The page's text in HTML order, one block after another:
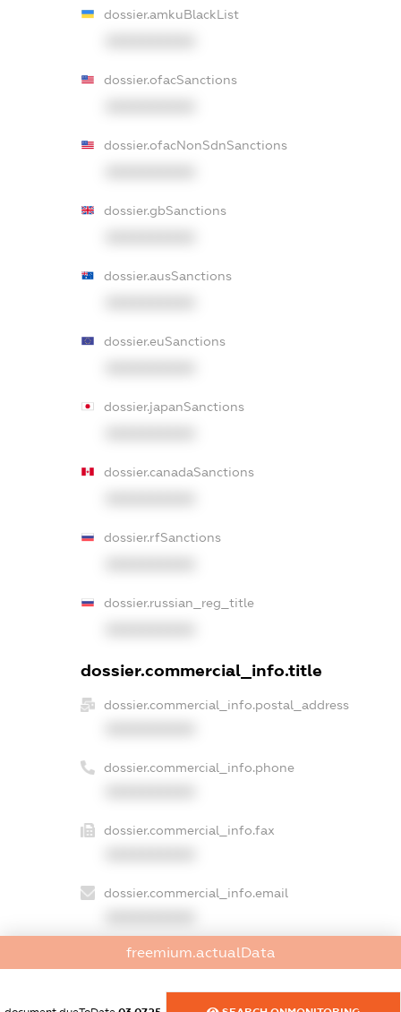
dossier.amkuBlackList
dossier.ofacSanctions
dossier.ofacNonSdnSanctions
dossier.gbSanctions
dossier.ausSanctions
dossier.euSanctions
dossier.japanSanctions
dossier.canadaSanctions
dossier.rfSanctions
dossier.russian_reg_title
dossier.commercial_info.title
dossier.commercial_info.postal_address
dossier.commercial_info.phone
dossier.commercial_info.fax
dossier.commercial_info.email
dossier.commercial_info.website
freemium.actualData